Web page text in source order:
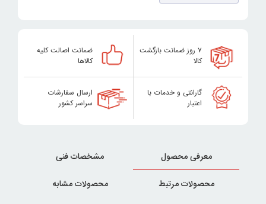
۷ روز ضمانت بازگشت
کالا
ضمانت اصالت کلیه
کالاها
گارانتی و خدمات با
اعتبار
ارسال سفارشات
سراسر کشور
معرفی محصول مشخصات فنی
محصولات مرتبط محصولات مشابه